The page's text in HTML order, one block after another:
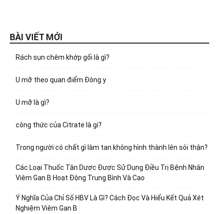
BÀI VIẾT MỚI
Rách sụn chêm khớp gối là gì?
U mỡ theo quan điểm Đông y
U mỡ là gì?
công thức của Citrate là gi?
Trong người có chất gì làm tan không hình thành lên sỏi thận?
Các Loại Thuốc Tân Dược Được Sử Dụng Điều Trị Bệnh Nhân
Viêm Gan B Hoạt Động Trung Bình Và Cao
Ý Nghĩa Của Chỉ Số HBV Là Gì? Cách Đọc Và Hiểu Kết Quả Xét
Nghiệm Viêm Gan B